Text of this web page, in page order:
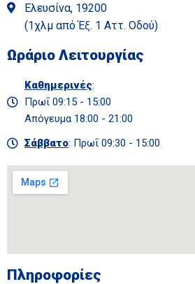
Ελευσίνα, 19200
(1χλμ από Έξ. 1 Αττ. Οδού)
Ωράριο Λειτουργίας
Καθημερινές:
Πρωΐ 09:15 - 15:00
Απόγευμα 18:00 - 21:00
Σάββατο: Πρωΐ 09:30 - 15:00
Πληροφορίες